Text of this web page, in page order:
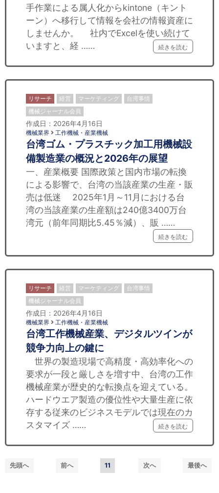
手作業による属人化からkintone（キント
ーン）へ移行して情報を会社の情報資産に
しませんか。 社内でExcelを使い続けて
いますと、経 ……
続きを読む
リサーチ 経営 マーケティング
台湾事情
機械ジャーナル会員
作成日：2026年4月16日
機械業界 工作機械・産業機械
台湾ゴム・プラスチック加工用機械設
備製造業の概況と2026年の展望
一、産業概要 国際政策と国内市場の転換
による影響で、台湾の当該産業の生産・販
売は低迷 2025年1月～11月における台
湾の当該産業の生産額は240億3400万台
湾元（前年同期比5.45％減）、販 ……
続きを読む
リサーチ 経営 マーケティング
台湾事情
機械ジャーナル会員
作成日：2026年4月16日
機械業界 工作機械・産業機械
台湾工作機械産業、デジタルツインが
競争力向上の鍵に
世界の製造現場で高精度・高効率化への
要求が一段と厳しさを増す中、台湾の工作
機械産業が歴史的な転換点を迎えている。
ハードウエア製造の優位性や大量生産に依
存する従来のビジネスモデルでは現在のカ
スタマイズ ……
続きを読む
先頭へ 前へ 11 次へ 最後へ